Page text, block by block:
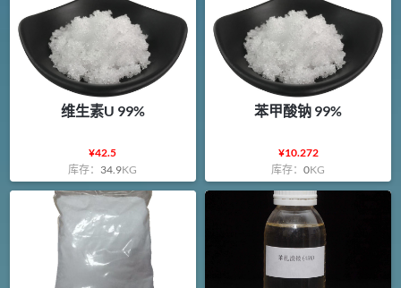
维生素U 99%
¥42.5
库存： 34.9KG
苯甲酸钠 99%
¥10.272
库存：0KG